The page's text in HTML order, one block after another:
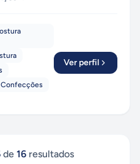
Confecções
Ver perfil
de 16resultados